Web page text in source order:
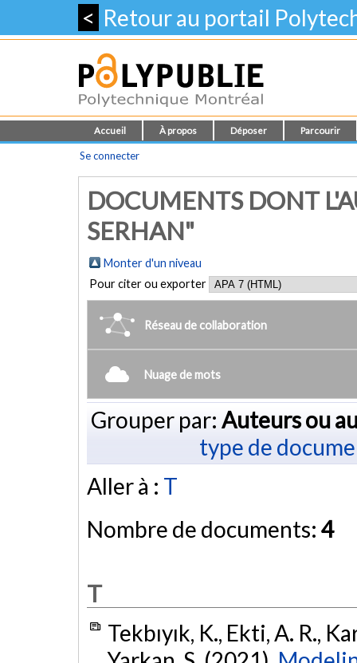
< Retour au portail
Accueil À propos Déposer Parcourir
Se connecter
DOCUMENTS DONT
SERHAN"
Monter d'un niveau
Pour citer ou exporter
Réseau de collaboration
Nuage de mots
Grouper par: Auteurs ou
type de
Aller à : T
Nombre de documents: 4
T
Tekbıyık, K., Ekti, A. R.,